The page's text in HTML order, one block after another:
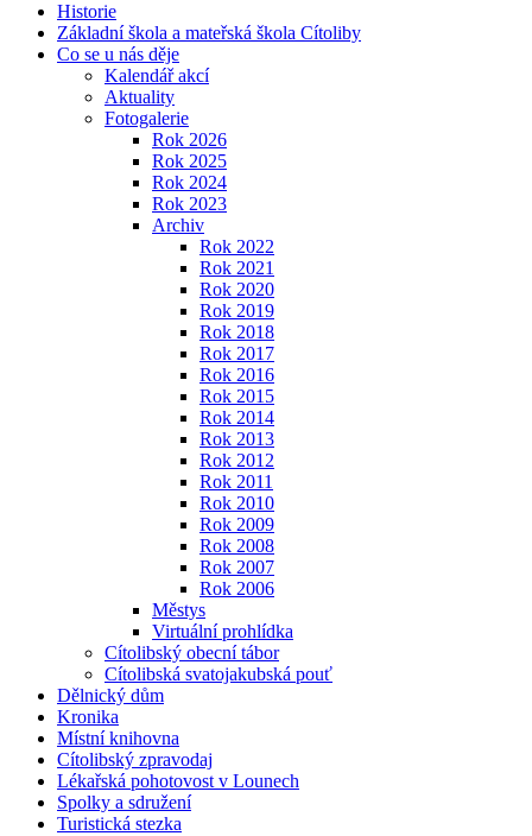
Historie
Základní škola a mateřská škola Cítoliby
Co se u nás děje
Kalendář akcí
Aktuality
Fotogalerie
Rok 2026
Rok 2025
Rok 2024
Rok 2023
Archiv
Rok 2022
Rok 2021
Rok 2020
Rok 2019
Rok 2018
Rok 2017
Rok 2016
Rok 2015
Rok 2014
Rok 2013
Rok 2012
Rok 2011
Rok 2010
Rok 2009
Rok 2008
Rok 2007
Rok 2006
Městys
Virtuální prohlídka
Cítolibský obecní tábor
Cítolibská svatojakubská pouť
Dělnický dům
Kronika
Místní knihovna
Cítolibský zpravodaj
Lékařská pohotovost v Lounech
Spolky a sdružení
Turistická stezka